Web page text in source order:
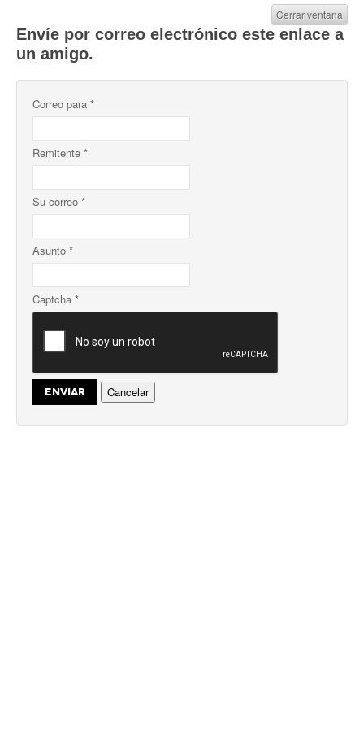
Envíe por correo electrónico este enlace a
un amigo.
Cerrar ventana
Correo para *
Remitente *
Su correo *
Asunto *
Captcha *
ENVIAR Cancelar